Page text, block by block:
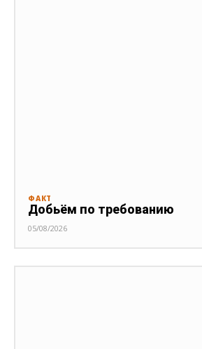
ФАКТ
Добьём по требованию
05/08/2026